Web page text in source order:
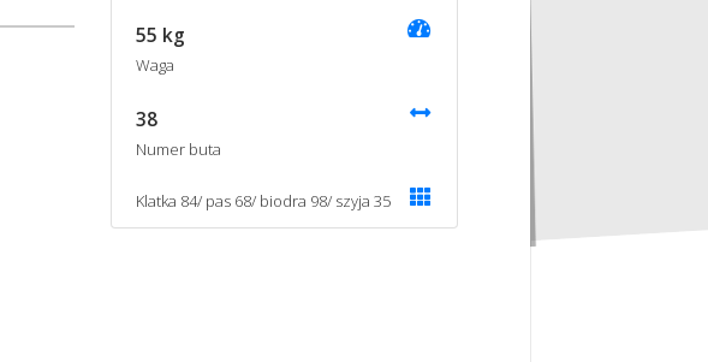
55 kg
Waga
38
Numer buta
Klatka 84/ pas 68/ biodra 98/ szyja 35